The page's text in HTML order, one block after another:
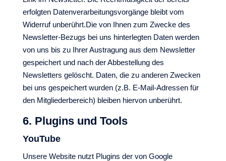
erfolgten Datenverarbeitungsvorgänge bleibt vom
Widerruf unberührt.Die von Ihnen zum Zwecke des
Newsletter-Bezugs bei uns hinterlegten Daten werden
von uns bis zu Ihrer Austragung aus dem Newsletter
gespeichert und nach der Abbestellung des
Newsletters gelöscht. Daten, die zu anderen Zwecken
bei uns gespeichert wurden (z.B. E-Mail-Adressen für
den Mitgliederbereich) bleiben hiervon unberührt.
6. Plugins und Tools
YouTube
Unsere Website nutzt Plugins der von Google